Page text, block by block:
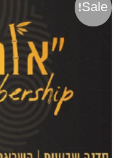
Sale!